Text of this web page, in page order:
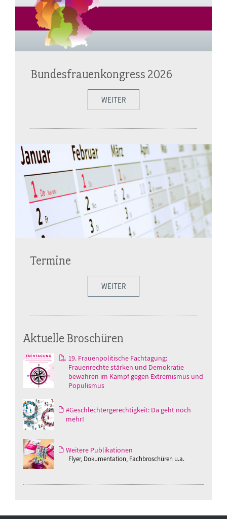
Bundesfrauenkongress 2026
WEITER
Termine
WEITER
Aktuelle Broschüren
19. Frauenpolitische Fachtagung:
Frauenrechte stärken und Demokratie
bewahren im Kampf gegen Extremismus und
Populismus
#Geschlechtergerechtigkeit: Da geht noch
mehr!
Weitere Publikationen
Flyer, Dokumentation, Fachbroschüren u.a.